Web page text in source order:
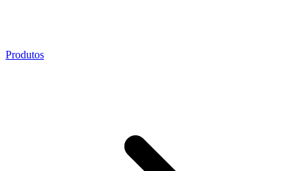
Produtos